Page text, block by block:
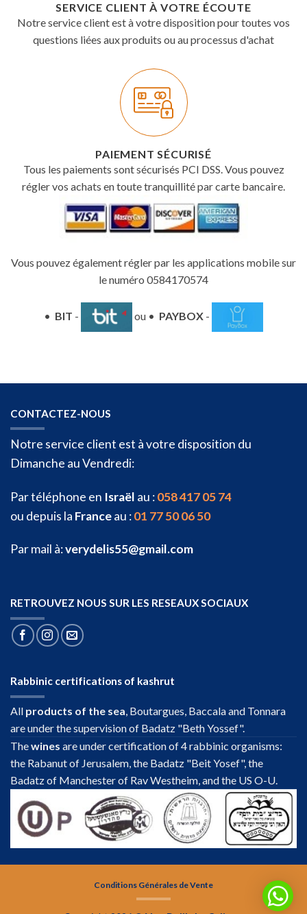
SERVICE CLIENT À VOTRE ÉCOUTE
Notre service client est à votre disposition pour toutes vos
questions liées aux produits ou au processus d'achat
PAIEMENT SÉCURISÉ
Tous les paiements sont sécurisés PCI DSS. Vous pouvez
régler vos achats en toute tranquillité par carte bancaire.
Vous pouvez également régler par les applications mobile sur
le numéro 0584170574
• BIT - ou • PAYBOX -
CONTACTEZ-NOUS
Notre service client est à votre disposition du
Dimanche au Vendredi:
Par téléphone en Israël au :058 417 05 74
ou depuis la Franceau :01 77 50 06 50
Par mail à:verydelis55@gmail.com
RETROUVEZ NOUS SUR LES RESEAUX SOCIAUX
Rabbinic certifications of kashrut
All products of the sea, Boutargues, Baccala and Tonnara
are under the supervision of Badatz "Beth Yossef".
Thewines are under certification of 4 rabbinic organisms:
the Rabanut of Jerusalem, the Badatz "Beit Yosef", the
Badatz of Manchester of Rav Westheim, and the US O-U.
Conditions Générales de Vente